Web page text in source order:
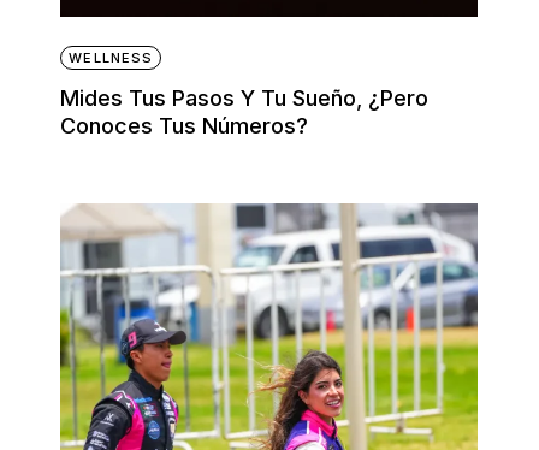
WELLNESS
Mides Tus Pasos Y Tu Sueño, ¿pero
Conoces Tus Números?